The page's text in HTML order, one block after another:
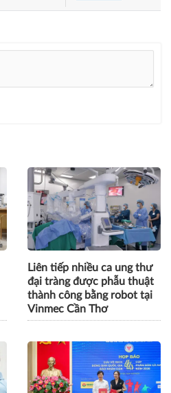
Liên tiếp nhiều ca ung thư
đại tràng được phẫu thuật
thành công bằng robot tại
Vinmec Cần Thơ